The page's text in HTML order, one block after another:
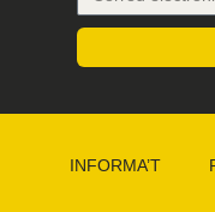
INFORMA’T